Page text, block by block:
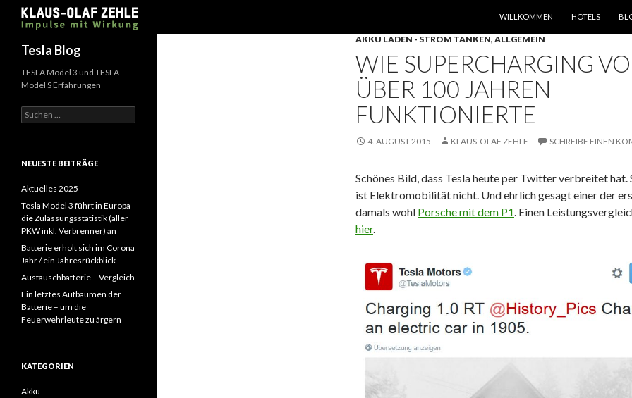
Suchen
WILLKOMMEN
HOTELS
AKKU LADEN - STROM TANKEN, ALLGEMEIN
WIE SUPERCHARGING
ÜBER 100 JAHREN
FUNKTIONIERTE
4. AUGUST 2015 KLAUS-OLAF ZEHLE SCHREIBE EINEN
Schönes Bild, dass Tesla heute per Twitter verbreitet hat.
ist Elektromobilität nicht. Und ehrlich gesagt einer der
damals wohl Porsche mit dem P1. Einen
hier.
Tesla Blog
TESLA Model 3 und TESLA
Model S Erfahrungen
Suchen
nach:
NEUESTE BEITRÄGE
Aktuelles 2025
Tesla Model 3 führt in Europa
die Zulassungsstatistik (aller
PKW inkl. Verbrenner) an
Batterie erholt sich im Corona
Jahr / ein Jahresrückblick
Austauschbatterie – Vergleich
Ein letztes Aufbäumen der
Batterie – um die
Feuerwehrleute zu ärgern
KATEGORIEN
Akku